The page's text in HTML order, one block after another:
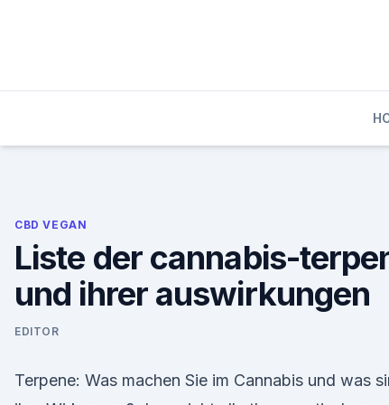
CBD VEGAN
Liste der cannabis-
und ihrer auswirkungen
EDITOR
Terpene: Was machen Sie im Cannabis und was